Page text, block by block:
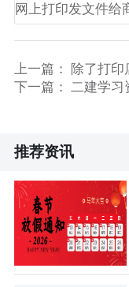
网上打印发文件给
上一篇：
除了打印
下一篇：
二建学习
推荐资讯